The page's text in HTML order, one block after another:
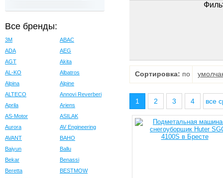
Все бренды:
3M
ABAC
ADA
AEG
AGT
Akita
AL-KO
Albatros
Alpina
Alpine
ALTECO
Annovi Reverberi
Aprila
Ariens
AS-Motor
ASILAK
Aurora
AV Engineering
AVANT
BAHO
Baiyun
Ballu
Bekar
Benassi
Beretta
BESTMOW
Сортировка: по
1 2 3 4 все